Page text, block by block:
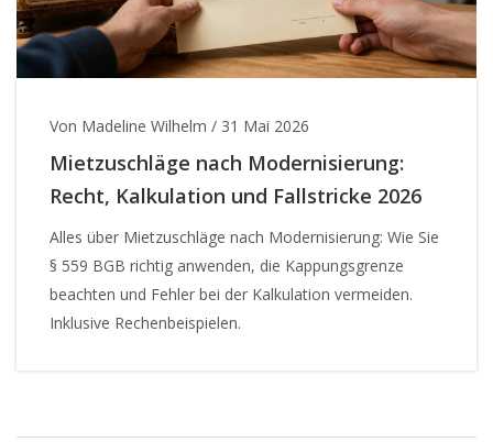
Von Madeline Wilhelm / 31 Mai 2026
Mietzuschläge nach Modernisierung:
Recht, Kalkulation und Fallstricke 2026
Alles über Mietzuschläge nach Modernisierung: Wie Sie
§ 559 BGB richtig anwenden, die Kappungsgrenze
beachten und Fehler bei der Kalkulation vermeiden.
Inklusive Rechenbeispielen.